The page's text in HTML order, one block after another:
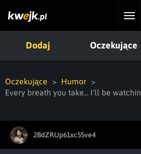
Dodaj Oczekujące
Oczekujące
Humor
Every breath you take... I'll be
2BdZRUp61xc55ve4